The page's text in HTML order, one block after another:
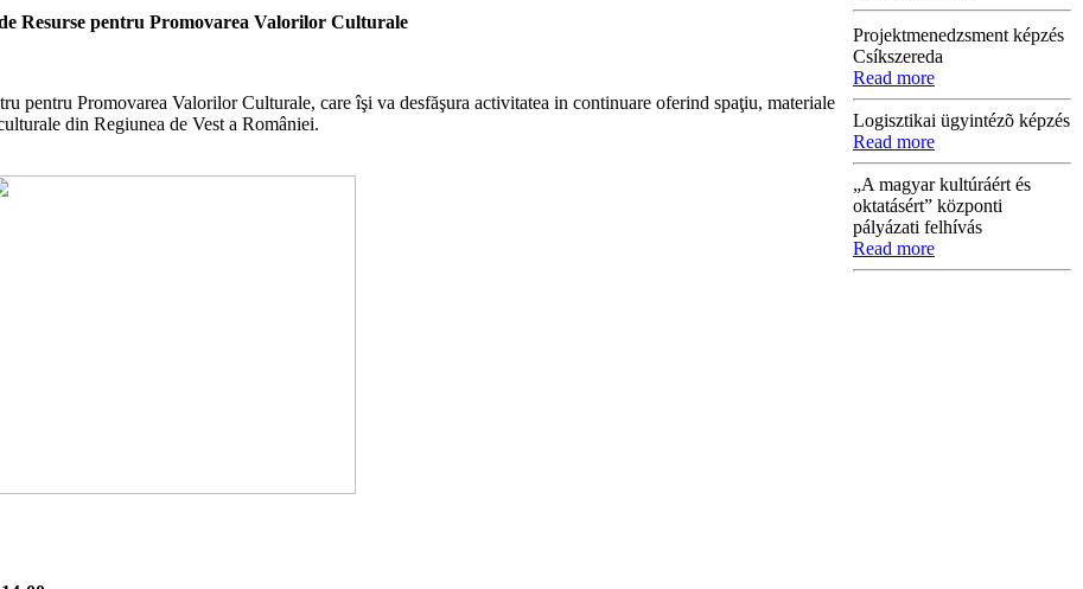
Resurse pentru Promovarea Valorilor Culturale
pentru Promovarea Valorilor Culturale, care îşi va desfăşura activitatea in continuare oferind spaţiu, materiale
din Regiunea de Vest a României.
Projektmenedzsment képzés
Csíkszereda
Read more
Logisztikai ügyintézõ képzés
Read more
„A magyar kultúráért és
oktatásért” központi
pályázati felhívás
Read more